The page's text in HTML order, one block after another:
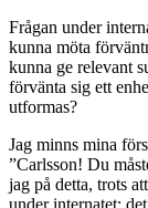
Frågan under
kunna möta
kunna ge relevant
förvänta sig ett
utformas?
Jag minns mina
”Carlsson! Du
jag på detta, trots
under internatet: